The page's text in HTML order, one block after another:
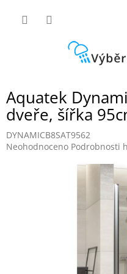
Aquatek
dveře, šířka
DYNAMICB8SAT9562
Průměrné
Neohodnoceno Podrobnosti